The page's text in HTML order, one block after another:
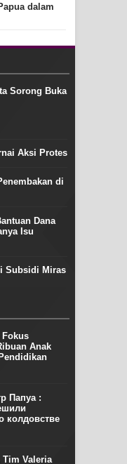
dalam
Sorong Buka
Aksi Protes
di
Dana
Isu
Subsidi Miras
Fokus
Anak
Папуа :
колдовстве
Valeria